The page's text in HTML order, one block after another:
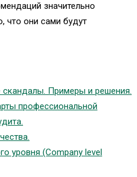
значительно
что они сами будут
скандалы. Примеры и решения.
профессиональной
уровня (Company level